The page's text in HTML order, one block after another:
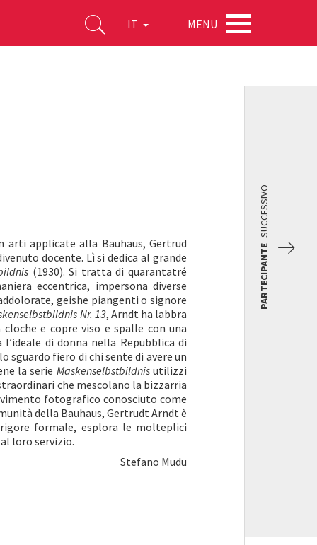
IT MENU
arti applicate alla Bauhaus, Gertrud
docente. Lì si dedica al grande
(1930). Si tratta di quarantatré
eccentrica, impersona diverse
geishe piangenti o signore
Nr. 13, Arndt ha labbra
e copre viso e spalle con una
di donna nella Repubblica di
sguardo fiero di chi sente di avere un
la serie Maskenselbstbildnis utilizzi
che mescolano la bizzarria
fotografico conosciuto come
della Bauhaus, Gertrudt Arndt è
formale, esplora le molteplici
loro servizio.
Stefano Mudu
PARTECIPANTE
SUCCESSIVO